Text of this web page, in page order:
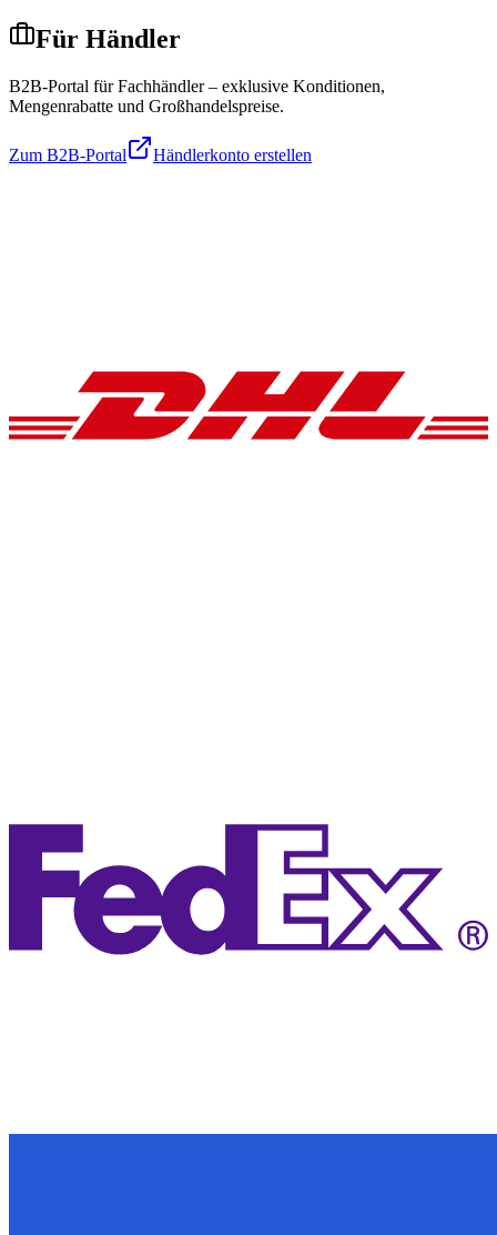
Für Händler
B2B-Portal für Fachhändler – exklusive Konditionen,
Mengenrabatte und Großhandelspreise.
Zum B2B-Portal Händlerkonto erstellen